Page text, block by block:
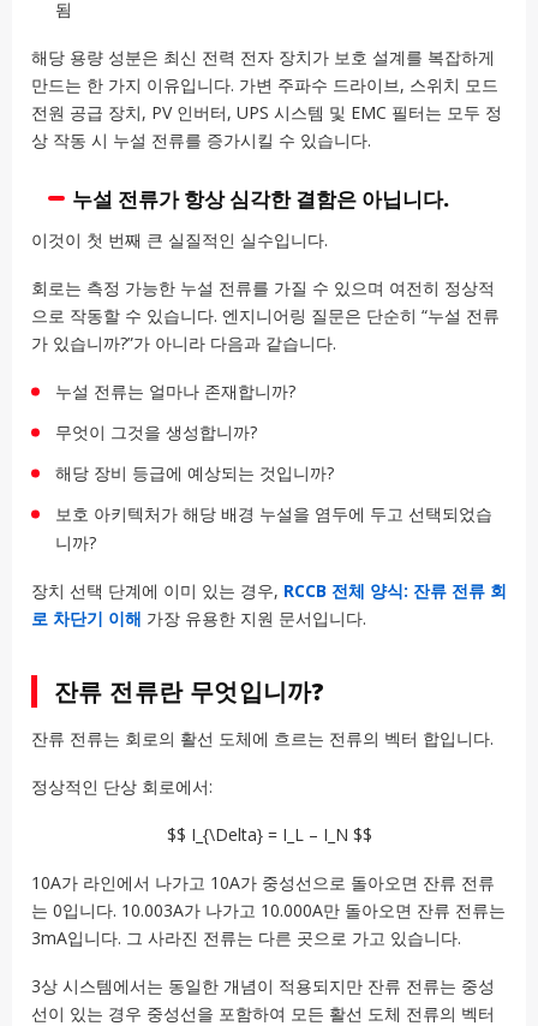
됨
해당 용량 성분은 최신 전력 전자 장치가 보호 설계를 복잡하게
만드는 한 가지 이유입니다. 가변 주파수 드라이브, 스위치 모드
전원 공급 장치, PV 인버터, UPS 시스템 및 EMC 필터는 모두 정
상 작동 시 누설 전류를 증가시킬 수 있습니다.
누설 전류가 항상 심각한 결함은 아닙니다.
이것이 첫 번째 큰 실질적인 실수입니다.
회로는 측정 가능한 누설 전류를 가질 수 있으며 여전히 정상적
으로 작동할 수 있습니다. 엔지니어링 질문은 단순히 “누설 전류
가 있습니까?”가 아니라 다음과 같습니다.
누설 전류는 얼마나 존재합니까?
무엇이 그것을 생성합니까?
해당 장비 등급에 예상되는 것입니까?
보호 아키텍처가 해당 배경 누설을 염두에 두고 선택되었습
니까?
장치 선택 단계에 이미 있는 경우, RCCB 전체 양식: 잔류 전류 회
로 차단기 이해 가장 유용한 지원 문서입니다.
잔류 전류란 무엇입니까?
잔류 전류는 회로의 활선 도체에 흐르는 전류의 벡터 합입니다.
정상적인 단상 회로에서:
$$ I_{\Delta} = I_L – I_N $$
10A가 라인에서 나가고 10A가 중성선으로 돌아오면 잔류 전류
는 0입니다. 10.003A가 나가고 10.000A만 돌아오면 잔류 전류는
3mA입니다. 그 사라진 전류는 다른 곳으로 가고 있습니다.
3상 시스템에서는 동일한 개념이 적용되지만 잔류 전류는 중성
선이 있는 경우 중성선을 포함하여 모든 활선 도체 전류의 벡터